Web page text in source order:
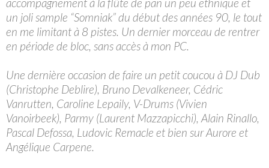
accompagnement à la flûte de pan un peu ethnique et
un joli sample “Somniak” du début des années 90, le tout
en me limitant à 8 pistes. Un dernier morceau de rentrer
en période de bloc, sans accès à mon PC.
Une dernière occasion de faire un petit coucou à DJ Dub
(Christophe Deblire), Bruno Devalkeneer, Cédric
Vanrutten, Caroline Lepaily, V-Drums (Vivien
Vanoirbeek), Parmy (Laurent Mazzapicchi), Alain Rinallo,
Pascal Defossa, Ludovic Remacle et bien sur Aurore et
Angélique Carpene.